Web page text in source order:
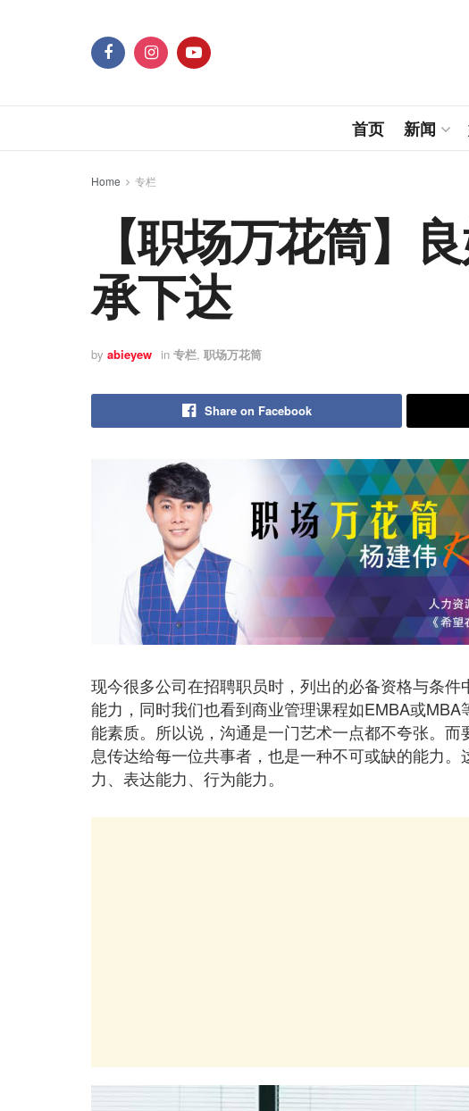
首页 新闻
Home 专栏
【职场万花筒】
承下达
by abieyew in 专栏, 职场万花筒
Share on Facebook
现今很多公司在招聘职员时，列出的必备资格与条
能力，同时我们也看到商业管理课程如EMBA或MBA
能素质。所以说，沟通是一门艺术一点都不夸张。
息传达给每一位共事者，也是一种不可或缺的能力
力、表达能力、行为能力。